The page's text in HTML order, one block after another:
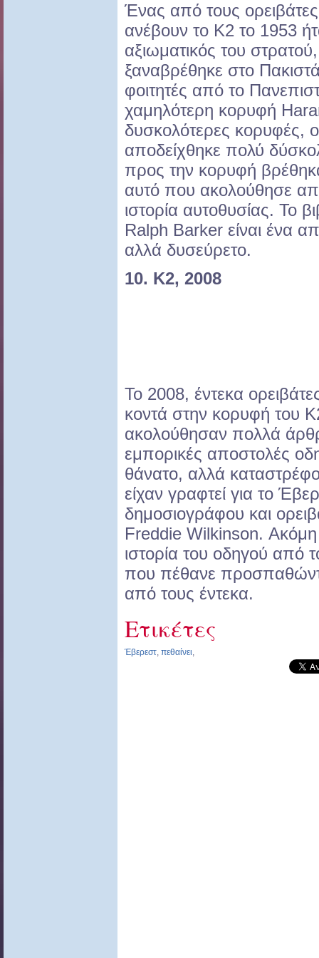
Ένας από τους
ανέβουν το Κ2 το 1953
αξιωματικός του
ξαναβρέθηκε στο
φοιτητές από το
χαμηλότερη κορυφή
δυσκολότερες κορυφές,
αποδείχθηκε πολύ
προς την κορυφή
αυτό που ακολούθησε
ιστορία αυτοθυσίας. Το
Ralph Barker είναι ένα
αλλά δυσεύρετο.
10. K2, 2008
Το 2008, έντεκα
κοντά στην κορυφή του
ακολούθησαν πολλά
εμπορικές αποστολές
θάνατο, αλλά
είχαν γραφτεί για το
δημοσιογράφου και
Freddie Wilkinson. Ακόμη
ιστορία του οδηγού
που πέθανε
από τους έντεκα.
Ετικέτες
Έβερεστ, πεθαίνει,